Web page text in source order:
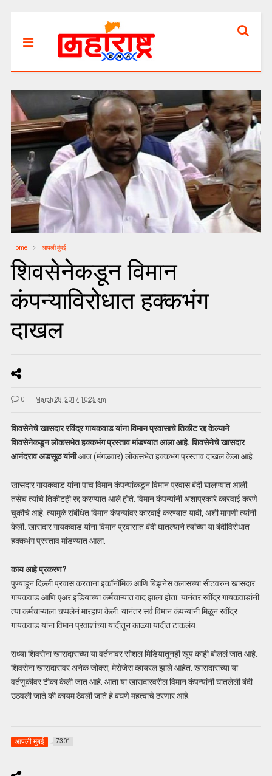
Home आपली मुंबई
शिवसेनेकडून विमान
कंपन्याविरोधात हक्कभंग
दाखल
0 March 28, 2017 10:25 am
शिवसेनेचे खासदार रविंद्र गायकवाड यांना विमान प्रवासाचे तिकीट रद्द केल्याने
शिवसेनेकडून लोकसभेत हक्कभंग प्रस्ताव मांडण्यात आला आहे. शिवसेनेचे खासदार
आनंदराव अडसूळ यांनीआज (मंगळवार) लोकसभेत हक्कभंग प्रस्ताव दाखल केला आहे.
खासदार गायकवाड यांना पाच विमान कंपन्यांकडून विमान प्रवास बंदी घालण्यात आली.
तसेच त्यांचे तिकीटही रद्द करण्यात आले होते. विमान कंपन्यांनी अशाप्रकारे कारवाई करणे
चुकीचे आहे. त्यामुळे संबंधित विमान कंपन्यांवर कारवाई करण्यात यावी, अशी मागणी त्यांनी
केली. खासदार गायकवाड यांना विमान प्रवासात बंदी घातल्याने त्यांच्या या बंदीविरोधात
हक्कभंग प्रस्ताव मांडण्यात आला.
काय आहे प्रकरण?
पुण्याहून दिल्ली प्रवास करताना इकॉनॉमिक आणि बिझनेस क्लासच्या सीटवरुन खासदार
गायकवाड आणि एअर इंडियाच्या कर्मचाऱ्यात वाद झाला होता. यानंतर रवींद्र गायकवाडांनी
त्या कर्मचाऱ्याला चप्पलेनं मारहाण केली. यानंतर सर्व विमान कंपन्यांनी मिळून रवींद्र
गायकवाड यांना विमान प्रवाशांच्या यादीतून काळ्या यादीत टाकलंय.
सध्या शिवसेना खासदाराच्या या वर्तनावर सोशल मिडियातूनही खूप काही बोललं जात आहे.
शिवसेना खासदारावर अनेक जोक्स, मेसेजेस व्हायरल झाले आहेत. खासदाराच्या या
वर्तणुकीवर टीका केली जात आहे. आता या खासदारवरील विमान कंपन्यांनी घातलेली बंदी
उठवली जाते की कायम ठेवली जाते हे बघणे महत्वाचे ठरणार आहे.
आपली मुंबई 7301